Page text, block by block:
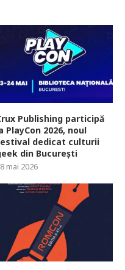
Publishing participă
PlayCon 2026, noul
dedicat culturii
din București
mai 2026